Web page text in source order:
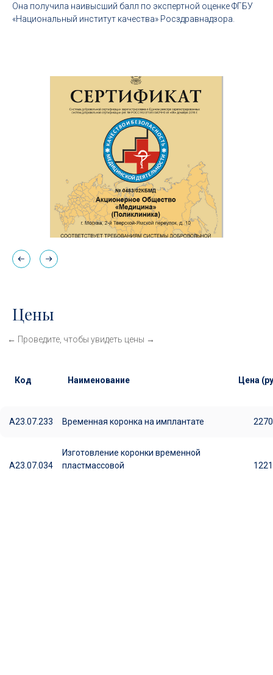
Она получила наивысший балл по экспертной оценке ФГБУ
«Национальный институт качества» Росздравнадзора.
Цены
Код Наименование Цена
A23.07.233 Временная коронка на имплантате
A23.07.034
Изготовление коронки временной
пластмассовой